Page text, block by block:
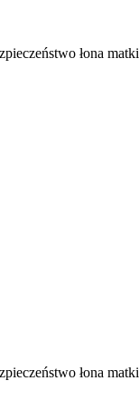
łona
łona